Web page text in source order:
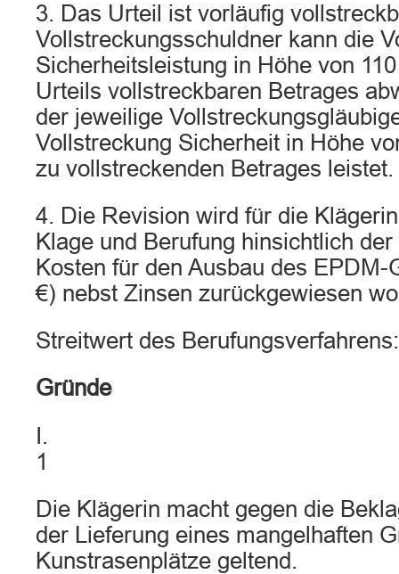
3. Das Urteil ist vorläufig
Vollstreckungsschuldner kann die
Sicherheitsleistung in Höhe von
Urteils vollstreckbaren Betrages
der jeweilige
Vollstreckung Sicherheit in Höhe
zu vollstreckenden Betrages leistet.
4. Die Revision wird für die
Klage und Berufung hinsichtlich
Kosten für den Ausbau des
€) nebst Zinsen zurückgewiesen
Streitwert des
Gründe
I.
1
Die Klägerin macht gegen die
der Lieferung eines mangelhaften
Kunstrasenplätze geltend.